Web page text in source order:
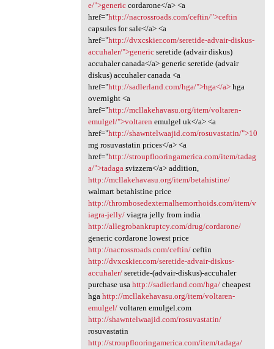
e/">genericcordarone</a> <a
href="http://nacrossroads.com/ceftin/">ceftin
capsules for sale</a> <a
href="http://dvxcskier.com/seretide-advair-diskus-
accuhaler/">genericseretide (advair diskus)
accuhaler canada</a> generic seretide (advair
diskus) accuhaler canada <a
href="http://sadlerland.com/hga/">hga</a>hga
overnight <a
href="http://mcllakehavasu.org/item/voltaren-
emulgel/">voltaren emulgel uk</a> <a
href="http://shawntelwaajid.com/rosuvastatin/">10
mg rosuvastatin prices</a> <a
href="http://stroupflooringamerica.com/item/tadag
a/">tadagasvizzera</a> addition,
http://mcllakehavasu.org/item/betahistine/
walmart betahistine price
http://thrombosedexternalhemorrhoids.com/item/v
iagra-jelly/viagra jelly from india
http://allegrobankruptcy.com/drug/cordarone/
generic cordarone lowest price
http://nacrossroads.com/ceftin/ceftin
http://dvxcskier.com/seretide-advair-diskus-
accuhaler/seretide-(advair-diskus)-accuhaler
purchase usa http://sadlerland.com/hga/cheapest
hga http://mcllakehavasu.org/item/voltaren-
emulgel/voltaren emulgel.com
http://shawntelwaajid.com/rosuvastatin/
rosuvastatin
http://stroupflooringamerica.com/item/tadaga/